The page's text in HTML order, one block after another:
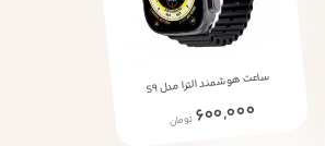
ساعت هوشمند الترا مدل S9
600,000تومان